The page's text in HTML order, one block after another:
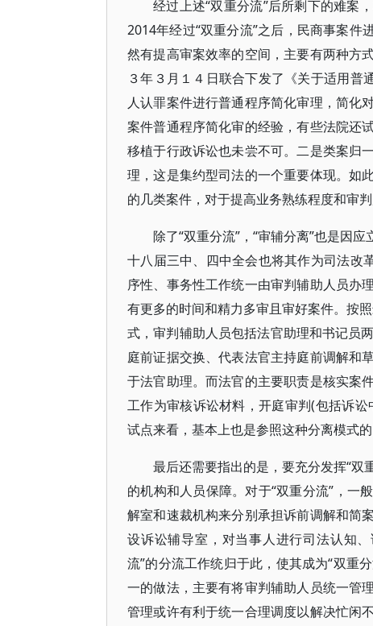
经过上述“双重分流”后所剩下的难案
2014年经过“双重分流”之后，民商事案件
然有提高审案效率的空间，主要有两种方
３年３月１４日联合下发了《关于适用普
人认罪案件进行普通程序简化审理，简化
案件普通程序简化审的经验，有些法院还
移植于行政诉讼也未尝不可。二是类案归
理，这是集约型司法的一个重要体现。如
的几类案件，对于提高业务熟练程度和审
除了“双重分流”，“审辅分离”也是因
十八届三中、四中全会也将其作为司法改
序性、事务性工作统一由审判辅助人员办
有更多的时间和精力多审且审好案件。按
式，审判辅助人员包括法官助理和书记员
庭前证据交换、代表法官主持庭前调解和
于法官助理。而法官的主要职责是核实案
工作为审核诉讼材料，开庭审判(包括诉
试点来看，基本上也是参照这种分离模式的
最后还需要指出的是，要充分发挥“双
的机构和人员保障。对于“双重分流”，一
解室和速裁机构来分别承担诉前调解和简
设诉讼辅导室，对当事人进行司法认知
流”的分流工作统归于此，使其成为“双重
一的做法，主要有将审判辅助人员统一管
管理或许有利于统一合理调度以解决忙闲